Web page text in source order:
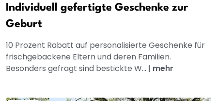
Individuell gefertigte Geschenke zur
Geburt
10 Prozent Rabatt auf personalisierte Geschenke für
frischgebackene Eltern und deren Familien.
Besonders gefragt sind bestickte W... | mehr